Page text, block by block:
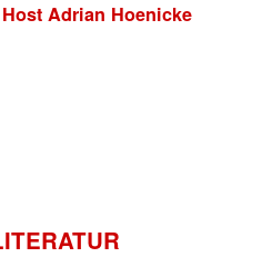
Adrian Hoenicke